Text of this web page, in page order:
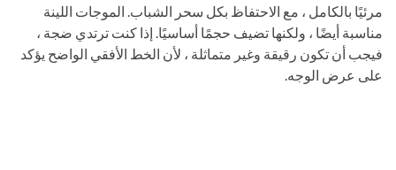
مرئيًا بالكامل ، مع الاحتفاظ بكل سحر الشباب. الموجات اللينة
مناسبة أيضًا ، ولكنها تضيف حجمًا أساسيًا. إذا كنت ترتدي ضجة ،
فيجب أن تكون رقيقة وغير متماثلة ، لأن الخط الأفقي الواضح يؤكد
على عرض الوجه.